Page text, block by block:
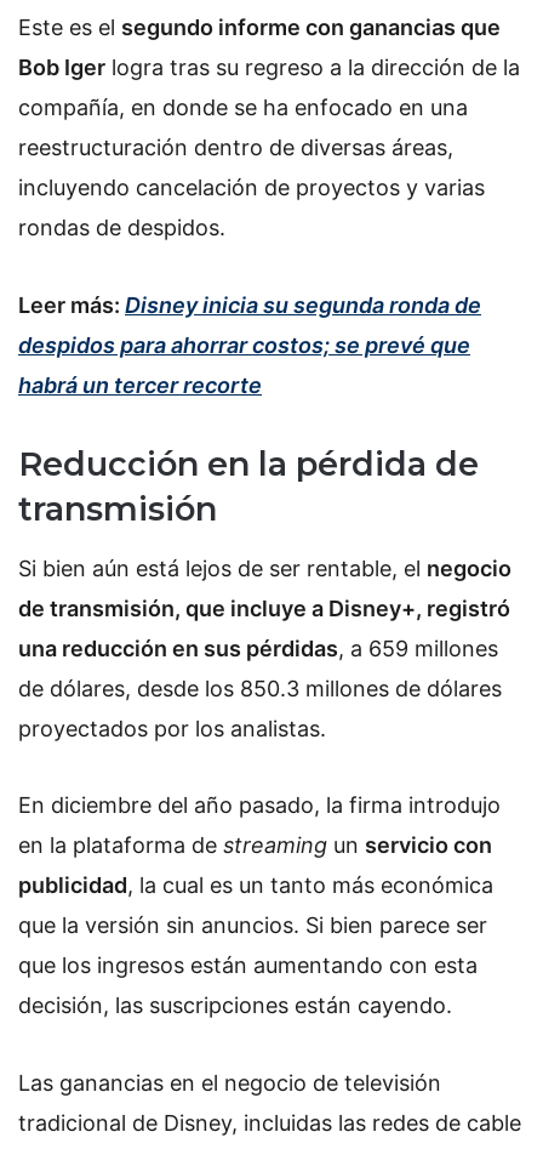
Este es el segundo informe con ganancias que
Bob Iger logra tras su regreso a la dirección de la
compañía, en donde se ha enfocado en una
reestructuración dentro de diversas áreas,
incluyendo cancelación de proyectos y varias
rondas de despidos.
Leer más: Disney inicia su segunda ronda de
despidos para ahorrar costos; se prevé que
habrá un tercer recorte
Reducción en la pérdida de
transmisión
Si bien aún está lejos de ser rentable, el negocio
de transmisión, que incluye a Disney+, registró
una reducción en sus pérdidas, a 659 millones
de dólares, desde los 850.3 millones de dólares
proyectados por los analistas.
En diciembre del año pasado, la firma introdujo
en la plataforma de streaming un servicio con
publicidad, la cual es un tanto más económica
que la versión sin anuncios. Si bien parece ser
que los ingresos están aumentando con esta
decisión, las suscripciones están cayendo.
Las ganancias en el negocio de televisión
tradicional de Disney, incluidas las redes de cable